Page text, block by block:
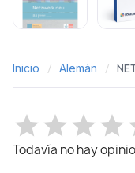
Inicio Alemán
Todavía no hay